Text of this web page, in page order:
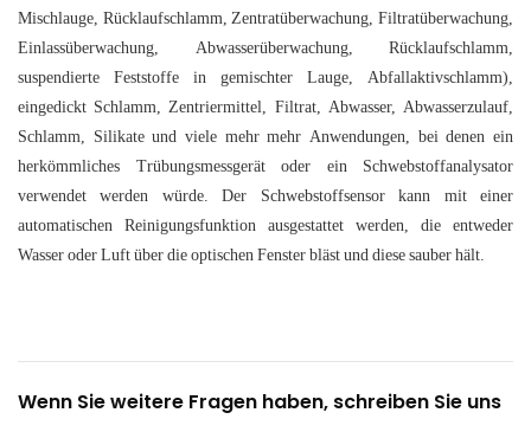
Mischlauge, Rücklaufschlamm, Zentratüberwachung, Filtratüberwachung,
Einlassüberwachung, Abwasserüberwachung, Rücklaufschlamm,
suspendierte Feststoffe in gemischter Lauge, Abfallaktivschlamm),
eingedickt Schlamm, Zentriermittel, Filtrat, Abwasser, Abwasserzulauf,
Schlamm, Silikate und viele mehr mehr Anwendungen, bei denen ein
herkömmliches Trübungsmessgerät oder ein Schwebstoffanalysator
verwendet werden würde. Der Schwebstoffsensor kann mit einer
automatischen Reinigungsfunktion ausgestattet werden, die entweder
Wasser oder Luft über die optischen Fenster bläst und diese sauber hält.
Wenn Sie weitere Fragen haben, schreiben Sie uns